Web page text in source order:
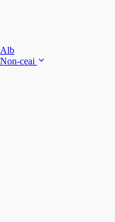
Alb
Non-ceai